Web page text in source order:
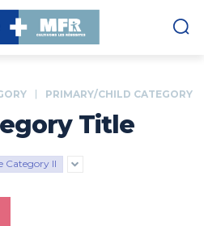
PRIMARY/CHILD CATEGORY
Title
Category II